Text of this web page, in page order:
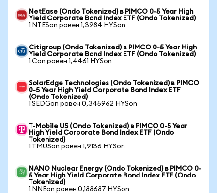
NetEase (Ondo Tokenized) в PIMCO 0-5 Year High
Yield Corporate Bond Index ETF (Ondo Tokenized)
1 NTESon равен 1,3984 HYSon
Citigroup (Ondo Tokenized) в PIMCO 0-5 Year High
Yield Corporate Bond Index ETF (Ondo Tokenized)
1 Con равен 1,4461 HYSon
SolarEdge Technologies (Ondo Tokenized) в PIMCO
0-5 Year High Yield Corporate Bond Index ETF
(Ondo Tokenized)
1 SEDGon равен 0,345962 HYSon
T-Mobile US (Ondo Tokenized) в PIMCO 0-5 Year
High Yield Corporate Bond Index ETF (Ondo
Tokenized)
1 TMUSon равен 1,9136 HYSon
NANO Nuclear Energy (Ondo Tokenized) в PIMCO 0-
5 Year High Yield Corporate Bond Index ETF (Ondo
Tokenized)
1 NNEon равен 0,188687 HYSon